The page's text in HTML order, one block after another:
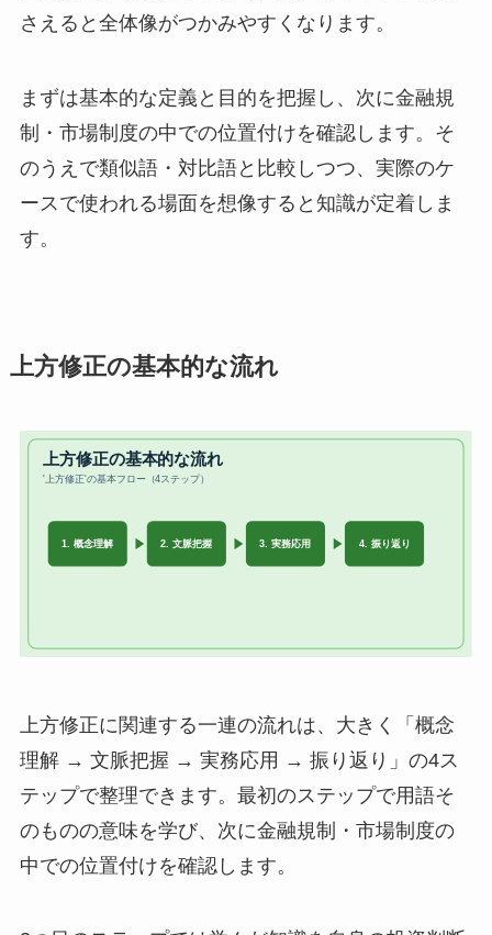
さえると全体像がつかみやすくなります。
まずは基本的な定義と目的を把握し、次に金融規
制・市場制度の中での位置付けを確認します。そ
のうえで類似語・対比語と比較しつつ、実際のケ
ースで使われる場面を想像すると知識が定着しま
す。
上方修正の基本的な流れ
上方修正に関連する一連の流れは、大きく「概念
理解 → 文脈把握 → 実務応用 → 振り返り」の4ス
テップで整理できます。最初のステップで用語そ
のものの意味を学び、次に金融規制・市場制度の
中での位置付けを確認します。